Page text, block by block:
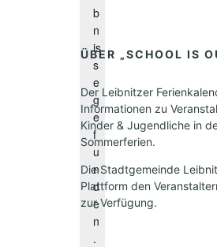
n
w
e
i
s
b
n
is
s
e
g
e
f
u
n
d
e
n
.
ÜBER „SCHOOL IS
Der Leibnitzer
Informationen zu
Kinder & Jugendliche in
Sommerferien.
Die Stadtgemeinde
Plattform den
zur Verfügung.